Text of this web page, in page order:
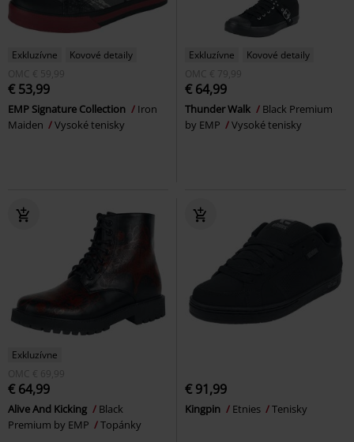
Exkluzívne
Kovové detaily
OMC € 59,99
€ 53,99
EMP Signature Collection
Iron
Maiden
Vysoké tenisky
Exkluzívne
Kovové detaily
OMC € 79,99
€ 64,99
Thunder Walk
Black Premium
by EMP
Vysoké tenisky
Exkluzívne
OMC € 69,99
€ 64,99
Alive And Kicking
Black
Premium by EMP
Topánky
€ 91,99
Kingpin Etnies Tenisky